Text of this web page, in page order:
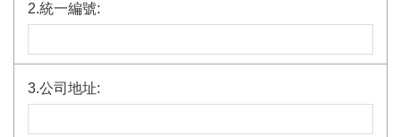
2.統一編號:
3.公司地址: